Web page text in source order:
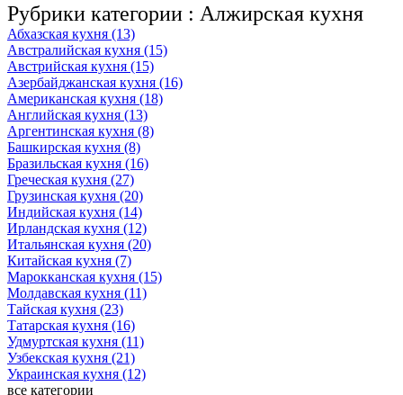
Рубрики категории : Алжирская кухня
Абхазская кухня (13)
Австралийская кухня (15)
Австрийская кухня (15)
Азербайджанская кухня (16)
Американская кухня (18)
Английская кухня (13)
Аргентинская кухня (8)
Башкирская кухня (8)
Бразильская кухня (16)
Греческая кухня (27)
Грузинская кухня (20)
Индийская кухня (14)
Ирландская кухня (12)
Итальянская кухня (20)
Китайская кухня (7)
Марокканская кухня (15)
Молдавская кухня (11)
Тайская кухня (23)
Татарская кухня (16)
Удмуртская кухня (11)
Узбекская кухня (21)
Украинская кухня (12)
все категории